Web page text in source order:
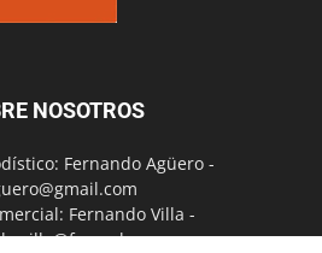
NOSOTROS
Fernando Agüero -
Fernando Villa -